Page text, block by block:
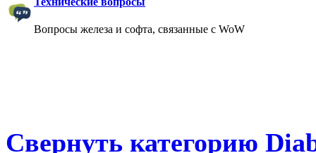
Вопросы железа и софта, связанные с WoW
Свернуть категорию